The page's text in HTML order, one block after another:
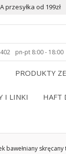
przesyłka od 199zł
pn-pt 8:00 - 18:00
PRODUKTY
I LINKI HAFT
bawełniany skręcany